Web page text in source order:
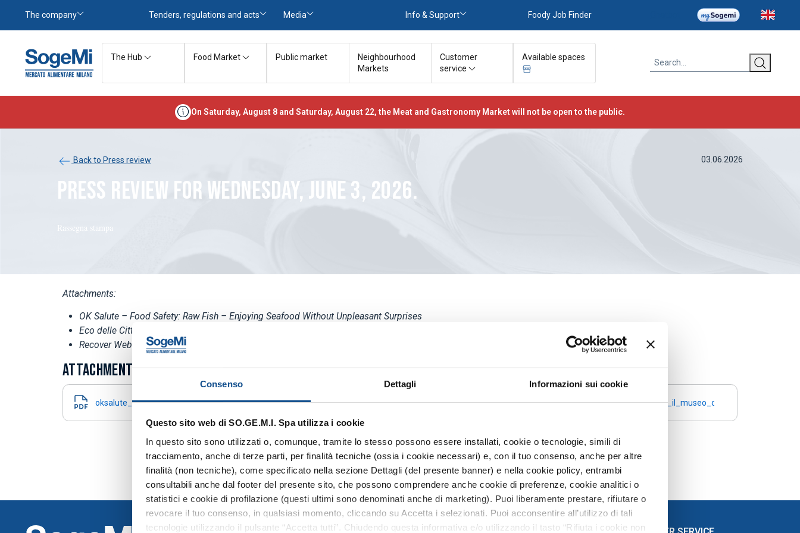
Consenso Dettagli Informazioni sui cookie
Questo sito web di SO.GE.M.I. Spa utilizza i cookie
In questo sito sono utilizzati o, comunque, tramite lo stesso possono essere installati, cookie o tecnologie, simili di
tracciamento, anche di terze parti, per finalità tecniche (ossia i cookie necessari) e, con il tuo consenso, anche per altre
finalità (non tecniche), come specificato nella sezione Dettagli (del presente banner) e nella cookie policy, entrambi
consultabili anche dal footer del presente sito, che possono comprendere anche cookie di preferenze, cookie analitici o
statistici e cookie di profilazione (questi ultimi sono denominati anche di marketing). Puoi liberamente prestare, rifiutare o
revocare il tuo consenso, in qualsiasi momento, cliccando su Accetta i selezionati. Puoi acconsentire all’utilizzo di tali
tecnologie utilizzando il pulsante “Accetta tutti”. Chiudendo questa informativa e/o utilizzando il tasto “Rifiuta i cookie non
The company Tenders, regulations and acts Media Info & Support Foody Job Finder
The Hub Food Market Public market
Neighbourhood
Markets
Customer
service
Available spaces
On Saturday, August 8 and Saturday, August 22, the Meat and Gastronomy Market will not be open to the public.
Back to Press review 03.06.2026
PRESS REVIEW FOR WEDNESDAY, JUNE 3, 2026.
Rassegna stampa
Attachments:
OK Salute – Food Safety: Raw Fish – Enjoying Seafood Without Unpleasant Surprises
Eco delle Città – Milan: The Plastic Museum Opens with Artifacts from the Po Delta
Recover Web – The Plastic Museum Opens in Milan
ATTACHMENTS
oksalute_sicurezza_alimentare_crudo_di_pesce_il_piacere_del_mare_senza_brutte_sorpreseecodallecittait_milano_apre_il_museo_della_plastica_con_i_reperti_del_delta_del_porecoverwebit_nasce_a_milano_il_museo_della_plastica